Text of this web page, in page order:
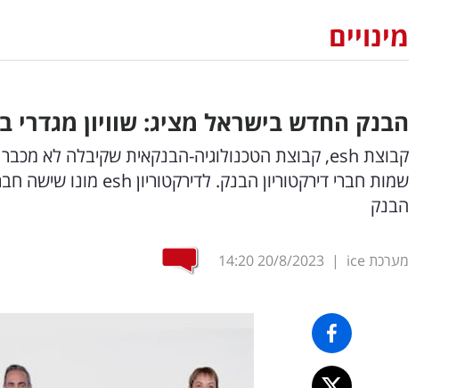
מינויים
הבנק החדש בישראל מציג: שוויון מגדרי
הבנק
מערכת ice |
20/8/2023
14:20